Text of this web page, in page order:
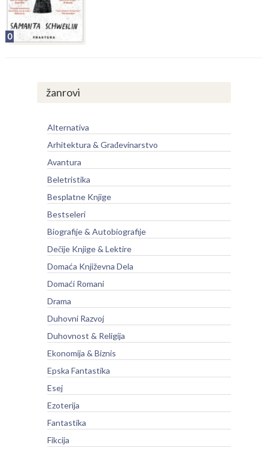
0
žanrovi
Alternativa
Arhitektura & Građevinarstvo
Avantura
Beletristika
Besplatne Knjige
Bestseleri
Biografije & Autobiografije
Dečije Knjige & Lektire
Domaća Književna Dela
Domaći Romani
Drama
Duhovni Razvoj
Duhovnost & Religija
Ekonomija & Biznis
Epska Fantastika
Esej
Ezoterija
Fantastika
Fikcija